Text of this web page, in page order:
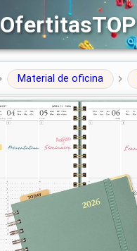
OfertitasTOP
Material de oficina